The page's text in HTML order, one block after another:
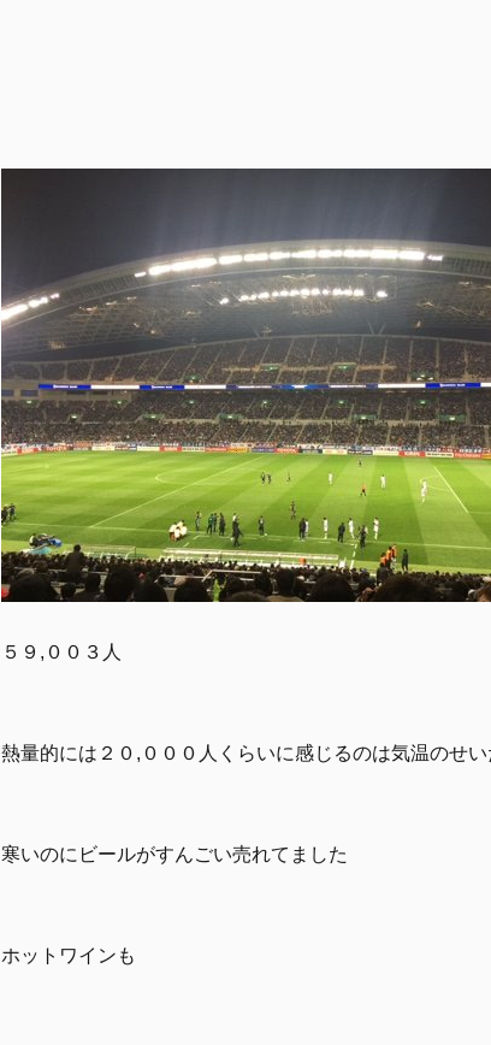
５９,００３人
熱量的には２０,０００人くらいに感じるのは気温のせ
寒いのにビールがすんごい売れてました
ホットワインも